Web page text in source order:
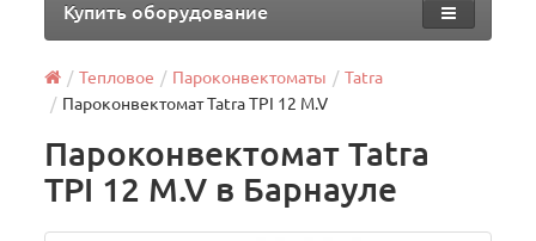
Купить оборудование
Тепловое Пароконвектоматы
Tatra
Пароконвектомат Tatra TPI 12 M.V
Пароконвектомат Tatra
TPI 12 M.V в Барнауле